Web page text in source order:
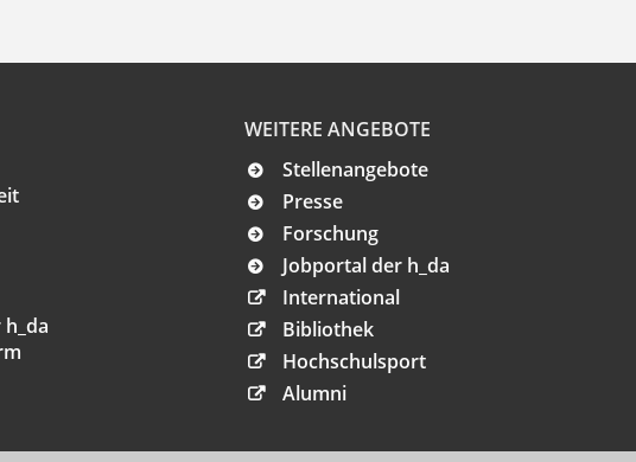
WEITERE ANGEBOTE
Stellenangebote
Presse
Forschung
Jobportal der h_da
International
Bibliothek
Hochschulsport
Alumni